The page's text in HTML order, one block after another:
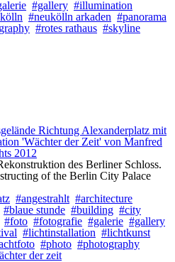
#gallery #illumination
#neukölln arkaden #panorama
#rotes rathaus #skyline
Richtung Alexanderplatz mit
'Wächter der Zeit' von Manfred
2012
des Berliner Schloss.
of the Berlin City Palace
#angestrahlt #architecture
#blaue stunde #building #city
#foto #fotografie #galerie #gallery
#lichtinstallation #lichtkunst
#photo #photography
der zeit